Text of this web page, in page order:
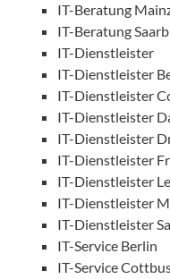
IT-Beratung
IT-Beratung
IT-Dienstleister
IT-Dienstleister
IT-Dienstleister
IT-Dienstleister
IT-Dienstleister
IT-Dienstleister
IT-Dienstleister
IT-Dienstleister
IT-Dienstleister
IT-Service Berlin
IT-Service